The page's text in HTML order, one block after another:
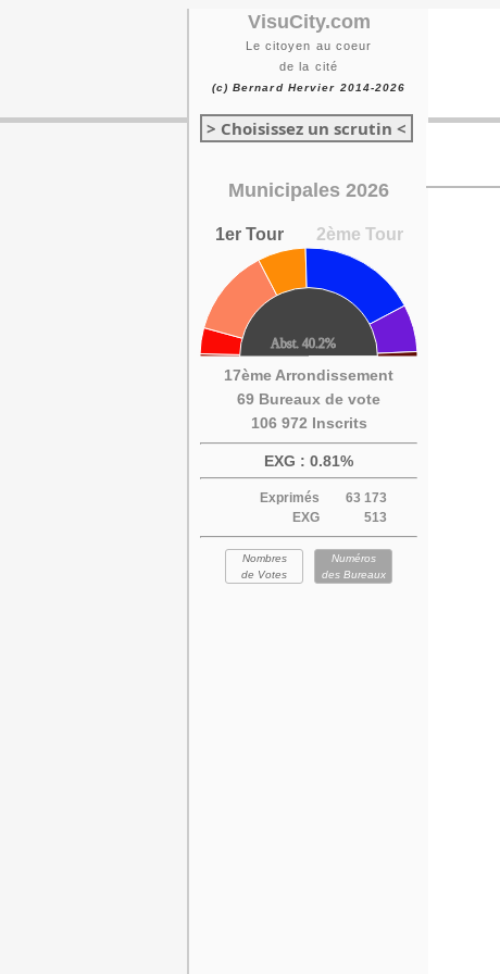
VisuCity.com
Le citoyen au coeur
de la cité
(c) Bernard Hervier 2014-2026
> Choisissez un scrutin <
Municipales 2026
1er Tour 2ème Tour
17ème Arrondissement
69 Bureaux de vote
106 972 Inscrits
EXG : 0.81%
Exprimés
63 173
EXG
513
Nombres
de Votes
Numéros
des Bureaux